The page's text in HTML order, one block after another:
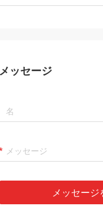
de buenaの
メッセージ
メッセージ